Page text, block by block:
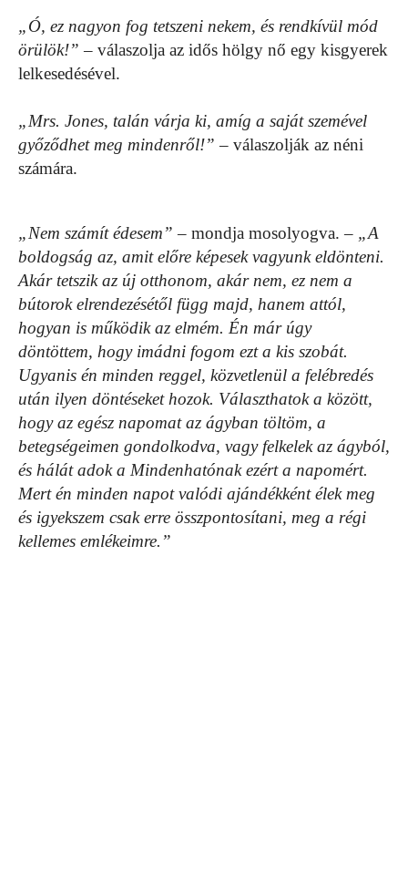
„Ó, ez nagyon fog tetszeni nekem, és rendkívül mód
örülök!” – válaszolja az idős hölgy nő egy kisgyerek
lelkesedésével.
„Mrs. Jones, talán várja ki, amíg a saját szemével
győződhet meg mindenről!” – válaszolják az néni
számára.
„Nem számít édesem” – mondja mosolyogva. – „A
boldogság az, amit előre képesek vagyunk eldönteni.
Akár tetszik az új otthonom, akár nem, ez nem a
bútorok elrendezésétől függ majd, hanem attól,
hogyan is működik az elmém. Én már úgy
döntöttem, hogy imádni fogom ezt a kis szobát.
Ugyanis én minden reggel, közvetlenül a felébredés
után ilyen döntéseket hozok. Választhatok a között,
hogy az egész napomat az ágyban töltöm, a
betegségeimen gondolkodva, vagy felkelek az ágyból,
és hálát adok a Mindenhatónak ezért a napomért.
Mert én minden napot valódi ajándékként élek meg
és igyekszem csak erre összpontosítani, meg a régi
kellemes emlékeimre.”